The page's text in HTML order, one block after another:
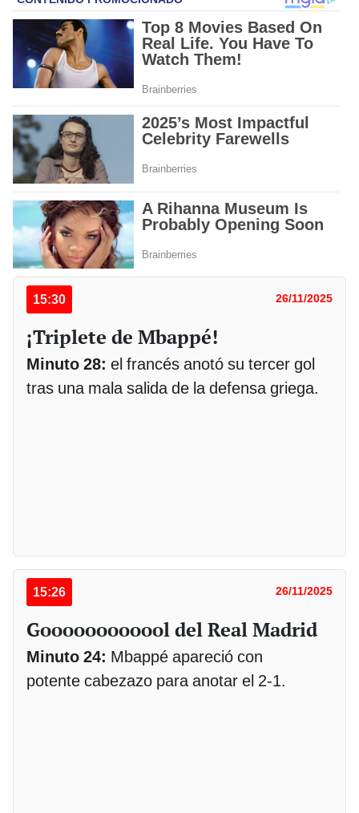
15:30 26/11/2025
¡Triplete de Mbappé!
Minuto 28: el francés anotó su tercer gol
tras una mala salida de la defensa griega.
15:26 26/11/2025
Goooooooooool del Real Madrid
Minuto 24: Mbappé apareció con
potente cabezazo para anotar el 2-1.